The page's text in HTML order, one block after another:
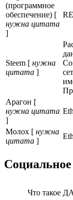
(программное
обеспечение) [
нужна цитата
]
Steem [ нужна
цитата ]
Арагон [
нужна цитата
]
Молох [ нужна
цитата ]
Социальное
Что такое